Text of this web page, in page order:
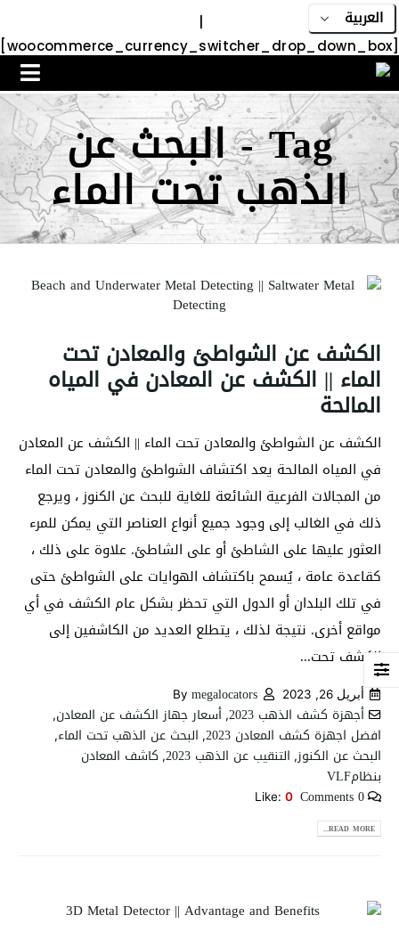
Tag - البحث عن
الذهب تحت الماء
الكشف عن الشواطئ والمعادن تحت
الماء || الكشف عن المعادن في المياه
المالحة
الكشف عن الشواطئ والمعادن تحت الماء || الكشف عن المعادن
في المياه المالحة يعد اكتشاف الشواطئ والمعادن تحت الماء
من المجالات الفرعية الشائعة للغاية للبحث عن الكنوز ، ويرجع
ذلك في الغالب إلى وجود جميع أنواع العناصر التي يمكن للمرء
العثور عليها على الشاطئ أو على الشاطئ. علاوة على ذلك ،
كقاعدة عامة ، يُسمح باكتشاف الهوايات على الشواطئ حتى
في تلك البلدان أو الدول التي تحظر بشكل عام الكشف في أي
مواقع أخرى. نتيجة لذلك ، يتطلع العديد من الكاشفين إلى
الكشف تحت...
أبريل 26, 2023 By megalocators
أجهزة كشف الذهب 2023
, أسعار جهاز الكشف عن المعادن,
افضل اجهزة كشف المعادن 2023 , البحث عن الذهب تحت الماء,
البحث عن الكنوز, التنقيب عن الذهب 2023 , كاشف المعادن
بنظامVLF
0 Comments
Like: 0
READ MORE...